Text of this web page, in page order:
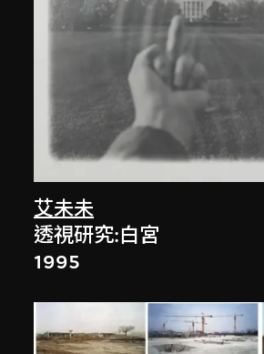
艾未未
透視研究:白宮
1995